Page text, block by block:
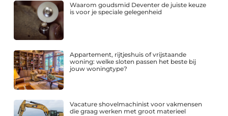
Waarom goudsmid Deventer de juiste keuze
is voor je speciale gelegenheid
Appartement, rijtjeshuis of vrijstaande
woning: welke sloten passen het beste bij
jouw woningtype?
Vacature shovelmachinist voor vakmensen
die graag werken met groot materieel